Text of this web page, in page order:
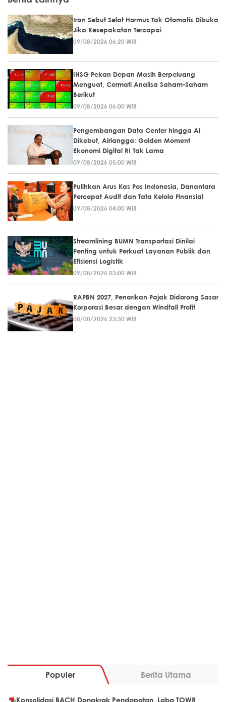
Iran Sebut Selat Hormuz Tak Otomatis Dibuka
Jika Kesepakatan Tercapai
09/08/2026 06:20 WIB
IHSG Pekan Depan Masih Berpeluang
Menguat, Cermati Analisa Saham-Saham
Berikut
09/08/2026 06:00 WIB
Pengembangan Data Center hingga AI
Dikebut, Airlangga: Golden Moment
Ekonomi Digital RI Tak Lama
09/08/2026 05:00 WIB
Pulihkan Arus Kas Pos Indonesia, Danantara
Percepat Audit dan Tata Kelola Finansial
09/08/2026 04:00 WIB
Streamlining BUMN Transportasi Dinilai
Penting untuk Perkuat Layanan Publik dan
Efisiensi Logistik
09/08/2026 03:00 WIB
RAPBN 2027, Penarikan Pajak Didorong Sasar
Korporasi Besar dengan Windfall Profit
08/08/2026 23:30 WIB
Populer Berita Utama
Konsolidasi BACH Dongkrak Pendapatan, Laba TOWR